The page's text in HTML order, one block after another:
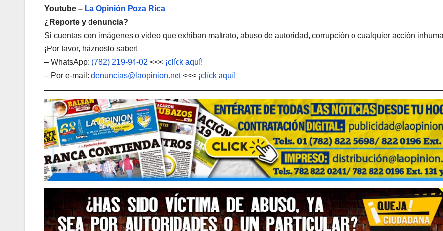
Youtube – La Opinión Poza Rica
¿Reporte y denuncia?
Si cuentas con imágenes o video que exhiban maltrato, abuso de autoridad, corrupción o cualquier acción
¡Por favor, háznoslo saber!
– WhatsApp: (782) 219-94-02 <<< ¡clíck aquí!
– Por e-mail: denuncias@laopinion.net<<< ¡clíck aquí!